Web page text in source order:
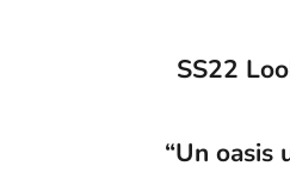
SS22
“Un oasis